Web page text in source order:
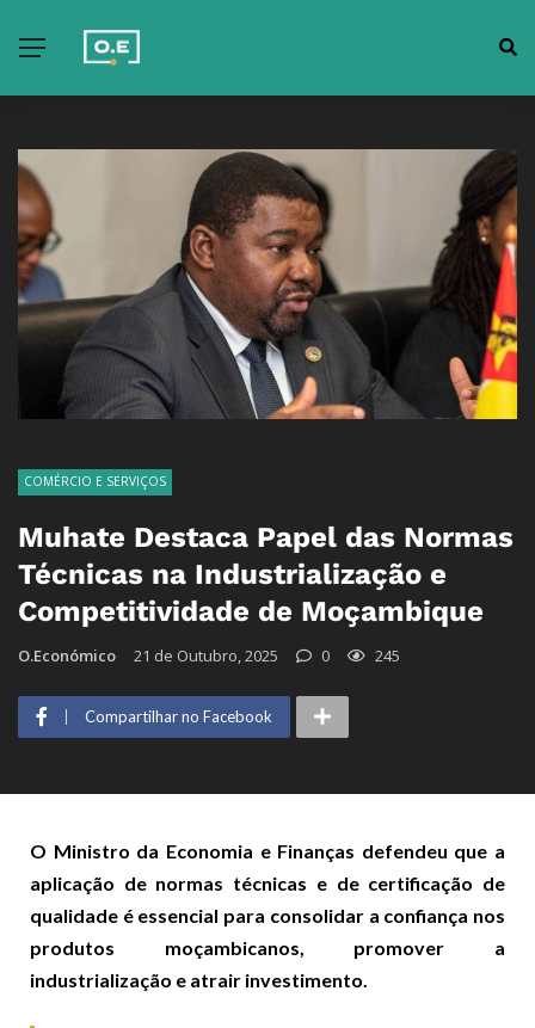
COMÉRCIO E SERVIÇOS
Muhate Destaca Papel das Normas
Técnicas na Industrialização e
Competitividade de Moçambique
O.Económico 21 de Outubro, 2025 0 245
Compartilhar no Facebook
O Ministro da Economia e Finanças defendeu que a
aplicação de normas técnicas e de certificação de
qualidade é essencial para consolidar a confiança nos
produtos moçambicanos, promover a
industrialização e atrair investimento.